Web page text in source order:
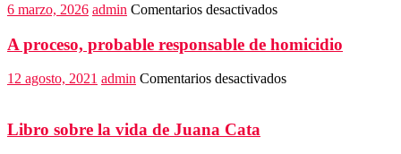
6 marzo, 2026 admin Comentarios desactivadosen
el
desarrollo
del
A proceso, probable responsable de homicidio
12 agosto, 2021 admin Comentarios desactivadosen
Libro sobre la vida de Juana Cata